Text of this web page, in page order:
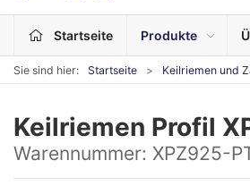
Startseite Produkte
Sie sind hier: Startseite Keilriemen und
Keilriemen Profil
Warennummer: XPZ925-